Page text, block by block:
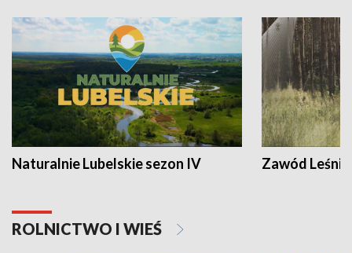
Naturalnie Lubelskie sezon IV Zawód Leśnik
ROLNICTWO I WIEŚ